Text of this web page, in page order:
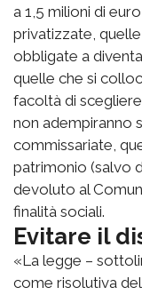
a 1,5 milioni di
privatizzate,
obbligate a
quelle che si
facoltà di
non adempiranno
commissariate,
patrimonio (salvo
devoluto al
finalità sociali.
Evitare il
«La legge –
come risolutiva